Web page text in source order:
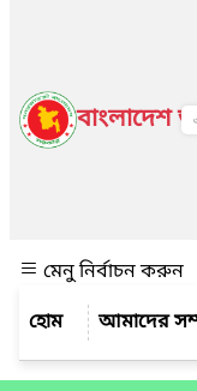
বাংলাদেশ
মেনু নির্বাচন করুন
আমাদের